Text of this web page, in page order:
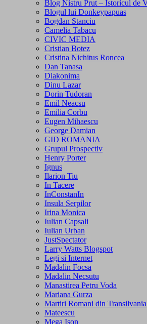
Blog Nistru Prut – Istoricul de
Blogul lui Donkeypapuas
Bogdan Stanciu
Camelia Tabacu
CIVIC MEDIA
Cristian Botez
Cristina Nichitus Roncea
Dan Tanasa
Diakonima
Dinu Lazar
Dorin Tudoran
Emil Neacsu
Emilia Corbu
Eugen Mihaescu
George Damian
GID ROMANIA
Grupul Prospectiv
Henry Porter
Ignus
Ilarion Tiu
In Tacere
InConstanIn
Insula Serpilor
Irina Monica
Iulian Capsali
Iulian Urban
JustSpectator
Larry Watts Blogspot
Legi si Internet
Madalin Focsa
Madalin Necsutu
Manastirea Petru Voda
Mariana Gurza
Martiri Romani din Transilvania
Mateescu
Mega Ison